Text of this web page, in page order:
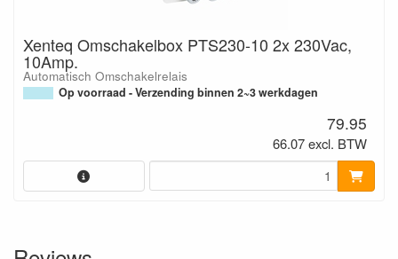
Xenteq Omschakelbox PTS230-10 2x 230Vac,
10Amp.
Automatisch Omschakelrelais
Op voorraad - Verzending binnen 2~3 werkdagen
79.95
66.07 excl. BTW